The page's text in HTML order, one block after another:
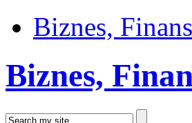
Biznes,
Biznes,